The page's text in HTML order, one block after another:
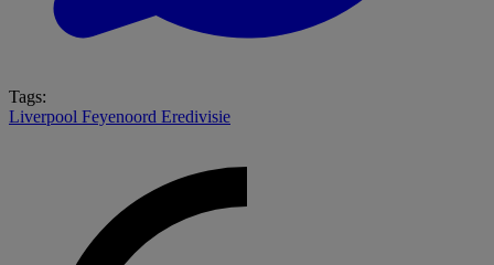
Tags:
Liverpool Feyenoord Eredivisie